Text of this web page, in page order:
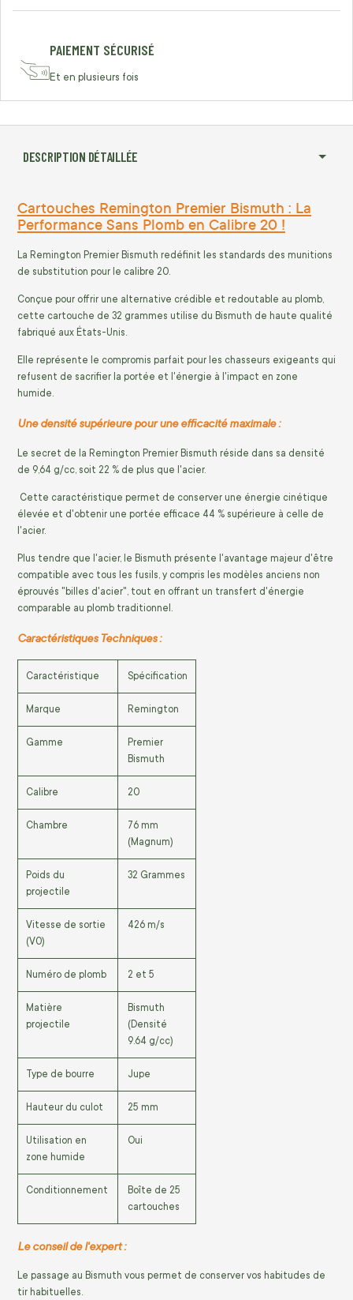
PAIEMENT SÉCURISÉ
Et en plusieurs fois
DESCRIPTION DÉTAILLÉE
Cartouches Remington Premier Bismuth : La
Performance Sans Plomb en Calibre 20 !
La Remington Premier Bismuth redéfinit les standards des munitions
de substitution pour le calibre 20.
Conçue pour offrir une alternative crédible et redoutable au plomb,
cette cartouche de 32 grammes utilise du Bismuth de haute qualité
fabriqué aux États-Unis.
Elle représente le compromis parfait pour les chasseurs exigeants qui
refusent de sacrifier la portée et l'énergie à l'impact en zone
humide.
Une densité supérieure pour une efficacité maximale :
Le secret de la Remington Premier Bismuth réside dans sa densité
de 9,64 g/cc, soit 22 % de plus que l'acier.
Cette caractéristique permet de conserver une énergie cinétique
élevée et d'obtenir une portée efficace 44 % supérieure à celle de
l'acier.
Plus tendre que l'acier, le Bismuth présente l'avantage majeur d'être
compatible avec tous les fusils, y compris les modèles anciens non
éprouvés "billes d'acier", tout en offrant un transfert d'énergie
comparable au plomb traditionnel.
Caractéristiques Techniques :
Caractéristique Spécification
Marque Remington
Gamme
Premier
Bismuth
Calibre 20
Chambre
76 mm
(Magnum)
Poids du
projectile
32 Grammes
Vitesse de sortie
(V0)
426 m/s
Numéro de plomb 2 et 5
Matière
projectile
Bismuth
(Densité
9.64 g/cc)
Type de bourre Jupe
Hauteur du culot 25 mm
Utilisation en
zone humide
Oui
Conditionnement
Boîte de 25
cartouches
Le conseil de l'expert :
Le passage au Bismuth vous permet de conserver vos habitudes de
tir habituelles.